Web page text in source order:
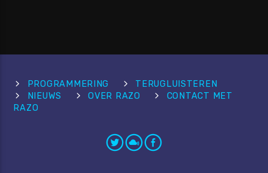
PROGRAMMERING
TERUGLUISTEREN
NIEUWS
OVER RAZO
CONTACT MET
RAZO